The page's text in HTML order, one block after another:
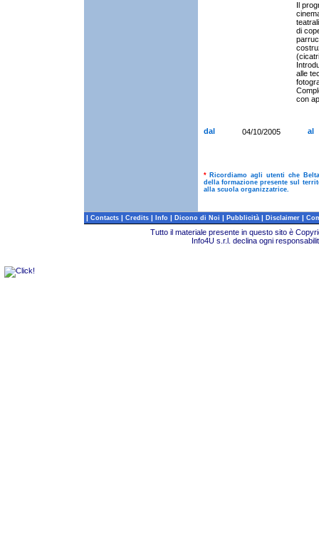
Il
di
alle
con
dal 04/10/2005 al
* Ricordiamo agli utenti che
della formazione presente sul
alla scuola organizzatrice.
| Contacts | Credits | Info | Dicono di Noi | Pubblicità | Disclaimer |
Tutto il materiale presente in questo sito è
Info4U s.r.l. declina ogni